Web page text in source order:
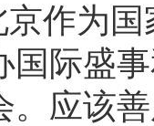
作为
国际盛
。应该